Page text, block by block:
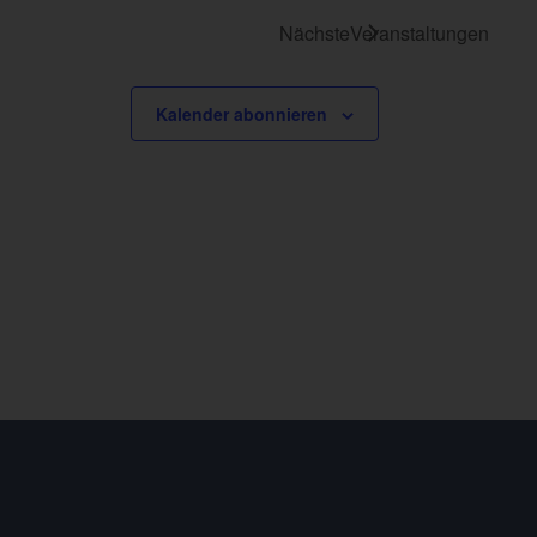
NächsteVeranstaltungen
Kalender abonnieren